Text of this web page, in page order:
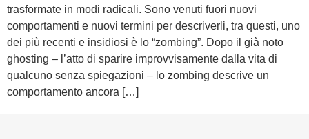
trasformate in modi radicali. Sono venuti fuori nuovi
comportamenti e nuovi termini per descriverli, tra questi, uno
dei più recenti e insidiosi è lo “zombing”. Dopo il già noto
ghosting – l’atto di sparire improvvisamente dalla vita di
qualcuno senza spiegazioni – lo zombing descrive un
comportamento ancora […]